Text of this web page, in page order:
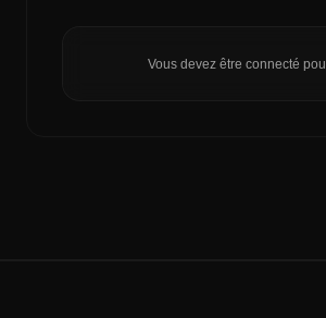
Vous devez être connecté